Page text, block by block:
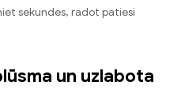
sekundes, radot patiesi
un uzlabota